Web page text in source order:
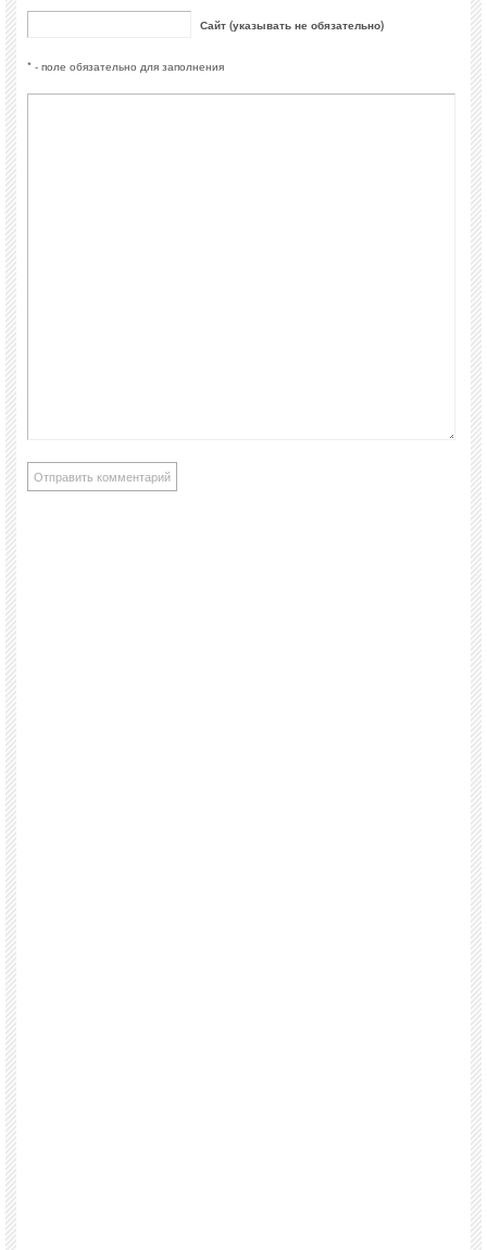
Сайт (указывать не обязательно)
* - поле обязательно для заполнения